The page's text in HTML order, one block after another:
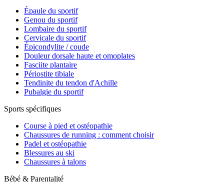
Épaule du sportif
Genou du sportif
Lombaire du sportif
Cervicale du sportif
Épicondylite / coude
Douleur dorsale haute et omoplates
Fasciite plantaire
Périostite tibiale
Tendinite du tendon d'Achille
Pubalgie du sportif
Sports spécifiques
Course à pied et ostéopathie
Chaussures de running : comment choisir
Padel et ostéopathie
Blessures au ski
Chaussures à talons
Bébé & Parentalité